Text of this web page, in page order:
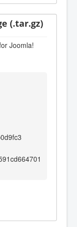
(.tar.gz)
Joomla!